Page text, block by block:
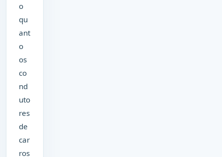
o
qu
ant
o
os
co
nd
uto
res
de
car
ros